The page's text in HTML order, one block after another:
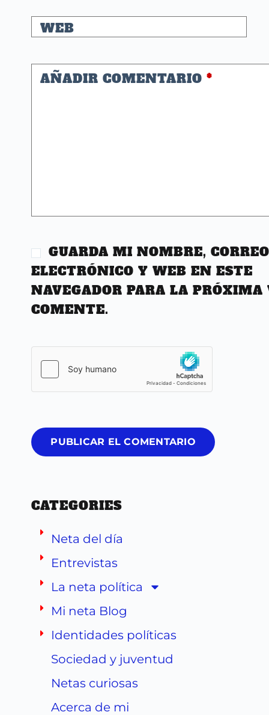
WEB
AÑADIR COMENTARIO *
GUARDA MI NOMBRE, CORREO
ELECTRÓNICO Y WEB EN ESTE
NAVEGADOR PARA LA PRÓXIMA
COMENTE.
PUBLICAR EL COMENTARIO
CATEGORIES
Neta del día
Entrevistas
La neta política
Mi neta Blog
Identidades políticas
Sociedad y juventud
Netas curiosas
Acerca de mi